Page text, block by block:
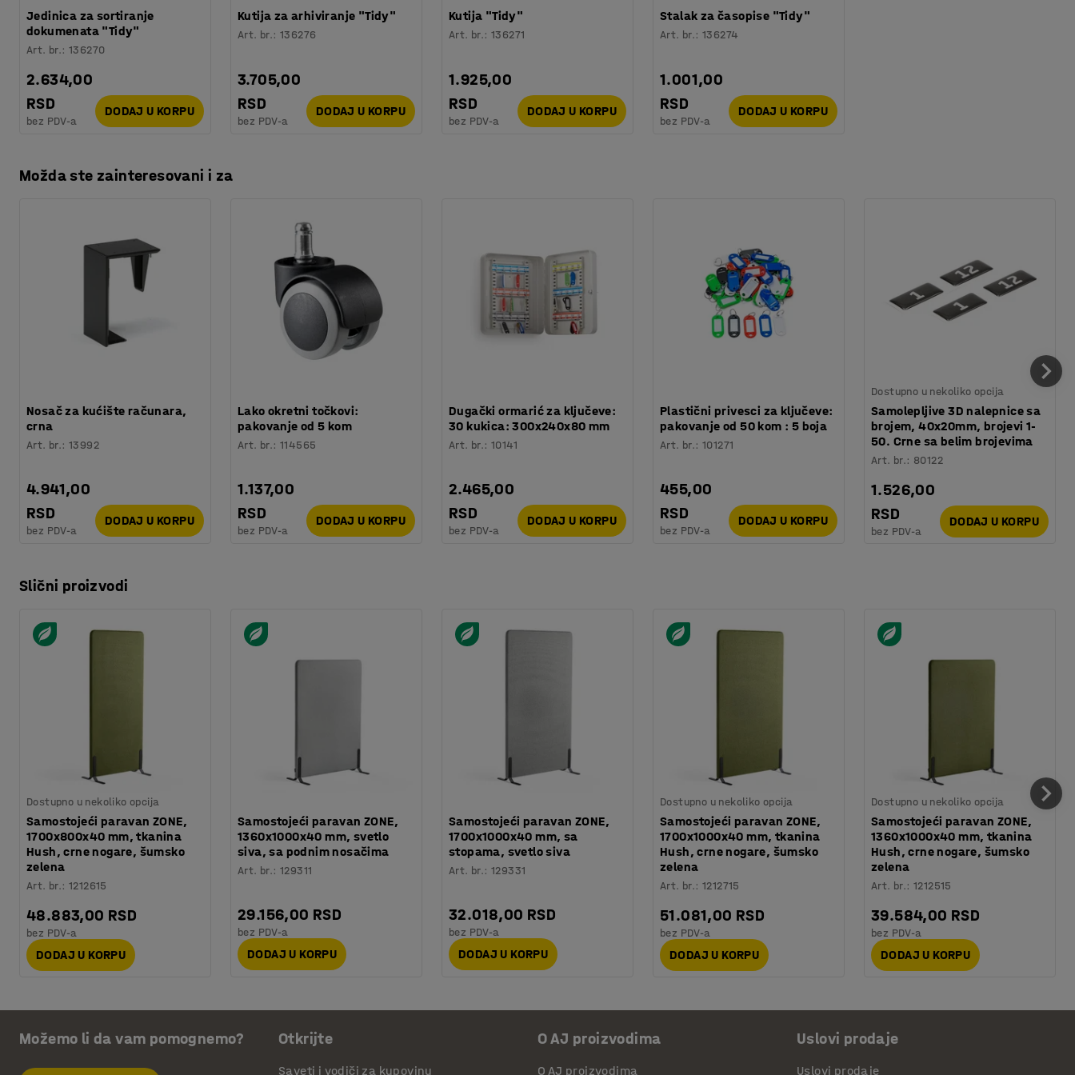
Kvalitet & eko oznaka: Möbelfakta 120250124
Jedinica za sortiranje
dokumenata "Tidy"
Art. br.:136270
2.634,00
RSD
bez PDV-a
DODAJ U KORPU
Kutija za arhiviranje "Tidy"
Art. br.:136276
3.705,00
RSD
bez PDV-a
DODAJ U KORPU
Kutija "Tidy"
Art. br.:136271
1.925,00
RSD
bez PDV-a
DODAJ U KORPU
Stalak za časopise "Tidy"
Art. br.:136274
1.001,00
RSD
bez PDV-a
DODAJ U KORPU
Možda ste zainteresovani i za
Nosač za kućište računara,
crna
Art. br.:13992
4.941,00
RSD
bez PDV-a
DODAJ U KORPU
Lako okretni točkovi:
pakovanje od 5 kom
Art. br.:114565
1.137,00
RSD
bez PDV-a
DODAJ U KORPU
Dugački ormarić za ključeve:
30 kukica: 300x240x80 mm
Art. br.:10141
2.465,00
RSD
bez PDV-a
DODAJ U KORPU
Plastični privesci za ključeve:
pakovanje od 50 kom : 5 boja
Art. br.:101271
455,00
RSD
bez PDV-a
DODAJ U KORPU
Dostupno u nekoliko opcija
Samolepljive 3D nalepnice sa
brojem, 40x20mm, brojevi 1-
50. Crne sa belim brojevima
Art. br.: 80122
1.526,00
RSD
bez PDV-a
DODAJ U KORPU
Slični proizvodi
Dostupno u nekoliko opcija
Samostojeći paravan ZONE,
1700x800x40 mm, tkanina
Hush, crne nogare, šumsko
zelena
Art. br.:1212615
48.883,00 RSD
bez PDV-a
DODAJ U KORPU
Samostojeći paravan ZONE,
1360x1000x40 mm, svetlo
siva, sa podnim nosačima
Art. br.:129311
29.156,00 RSD
bez PDV-a
DODAJ U KORPU
Samostojeći paravan ZONE,
1700x1000x40 mm, sa
stopama, svetlo siva
Art. br.:129331
32.018,00 RSD
bez PDV-a
DODAJ U KORPU
Dostupno u nekoliko opcija
Samostojeći paravan ZONE,
1700x1000x40 mm, tkanina
Hush, crne nogare, šumsko
zelena
Art. br.:1212715
51.081,00 RSD
bez PDV-a
DODAJ U KORPU
Dostupno u nekoliko opcija
Samostojeći paravan ZONE,
1360x1000x40 mm, tkanina
Hush, crne nogare, šumsko
zelena
Art. br.:1212515
39.584,00 RSD
bez PDV-a
DODAJ U KORPU
Možemo li da vam pomognemo? Otkrijte
Saveti i vodiči za kupovinu
O AJ proizvodima
O AJ proizvodima
Uslovi prodaje
Uslovi prodaje